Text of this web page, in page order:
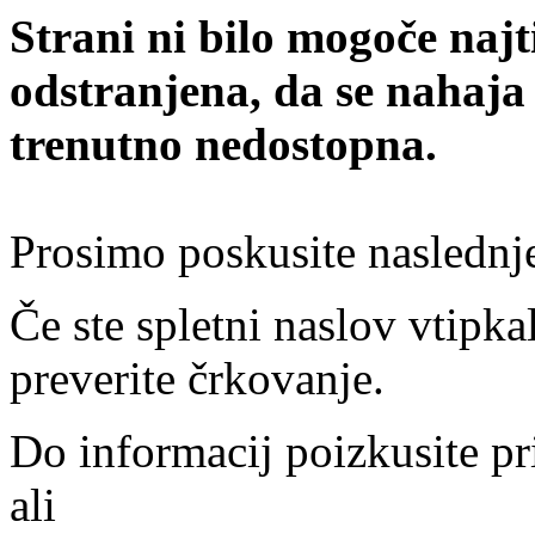
Strani ni bilo mogoče
odstranjena, da se
trenutno nedostopna.
Prosimo poskusite
Če ste spletni naslov
preverite črkovanje.
Do informacij poizkusite
ali